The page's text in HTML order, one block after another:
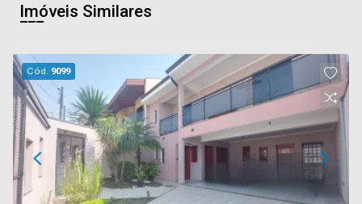
Imóveis Similares
Cód. 9099